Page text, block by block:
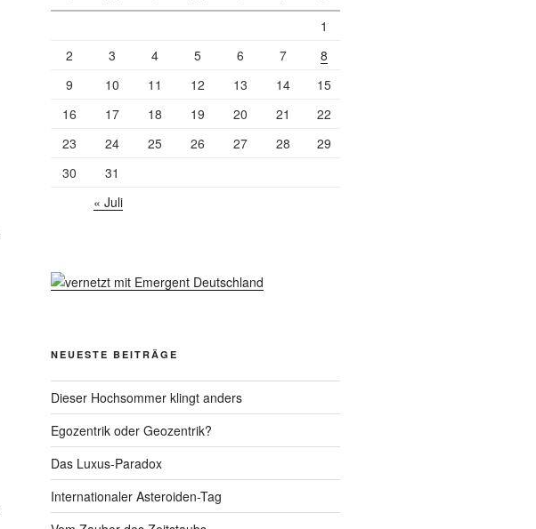
1
2
3 4 5 6 7
8
9
10 11 12 13 14
15
16
17 18 19 20 21
22
23
24 25 26 27 28
29
30
31
« Juli
NEUESTE BEITRÄGE
Dieser Hochsommer klingt anders
Egozentrik oder Geozentrik?
Das Luxus-Paradox
Internationaler Asteroiden-Tag